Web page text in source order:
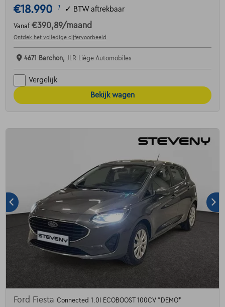
€18.990 1 ✓ BTW aftrekbaar
Vanaf €390,89/maand
Ontdek het volledige cijfervoorbeeld
4671 Barchon, JLR Liège Automobiles
Vergelijk
Bekijk wagen
Ford Fiesta Connected 1.0I ECOBOOST 100CV *DEMO*